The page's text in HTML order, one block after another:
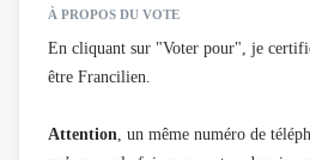
À PROPOS DU VOTE
En cliquant sur "Voter pour", je
être Francilien.
Attention, un même numéro de